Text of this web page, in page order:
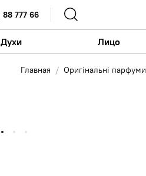
777 66
Духи Лицо
Главная Оригінальні парфуми